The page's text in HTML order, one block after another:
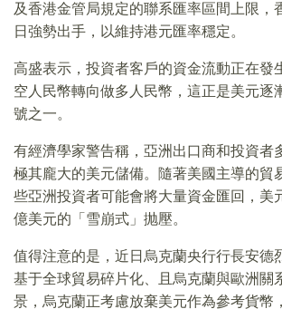
及香港金管局規定的聯系匯率區間上限，
日強勢出手，以維持港元匯率穩定。
高盛表示，投資者客戶的資金流動正在發
空人民幣轉向做多人民幣，這正是美元逐
號之一。
有經濟學家警告稱，亞洲出口商和投資者
極其龐大的美元儲備。隨著美國主導的貿
些亞洲投資者可能會將大量資金匯回，美
億美元的「雪崩式」抛壓。
值得注意的是，近日烏克蘭央行行長安德
基于全球貿易碎片化、且烏克蘭與歐洲關
景，烏克蘭正考慮放棄美元作為參考貨幣